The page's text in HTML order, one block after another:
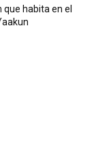
habita en el